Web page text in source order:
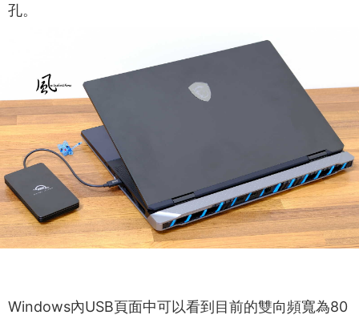
孔。
Windows內USB頁面中可以看到目前的雙向頻寬為80